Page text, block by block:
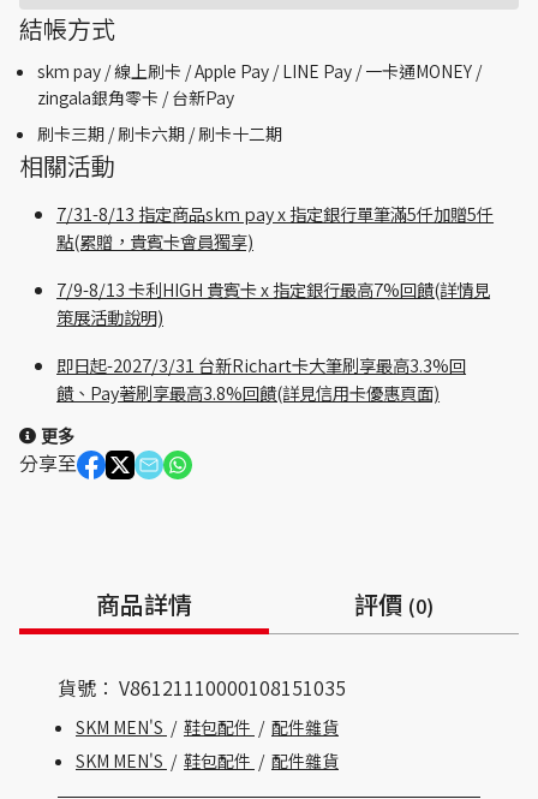
結帳方式
skm pay /線上刷卡 / Apple Pay /LINE Pay / 一卡通MONEY /
zingala銀角零卡 /台新Pay
刷卡三期 /刷卡六期 /刷卡十二期
相關活動
7/31-8/13 指定商品skm pay x 指定銀行單筆滿5仟加贈5仟
點(累贈，貴賓卡會員獨享)
7/9-8/13 卡利HIGH 貴賓卡 x 指定銀行最高7%回饋(詳情見
策展活動說明)
即日起-2027/3/31 台新Richart卡大筆刷享最高3.3%回
饋、Pay著刷享最高3.8%回饋(詳見信用卡優惠頁面)
更多
分享至
商品詳情 評價 (0)
貨號： V86121110000108151035
SKM MEN'S / 鞋包配件 / 配件雜貨
SKM MEN'S / 鞋包配件 / 配件雜貨